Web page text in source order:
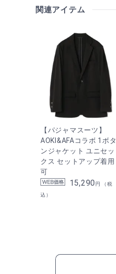
関連アイテム
【パジャマスーツ】
AOKI&AFAコラボ 1ボタ
ンジャケット ユニセッ
クス セットアップ着用
可
15,290 円 （税
込）